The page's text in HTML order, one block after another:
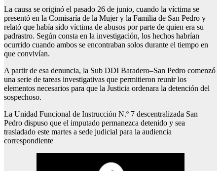
La causa se originó el pasado 26 de junio, cuando la víctima se
presentó en la Comisaría de la Mujer y la Familia de San Pedro y
relató que había sido víctima de abusos por parte de quien era su
padrastro. Según consta en la investigación, los hechos habrían
ocurrido cuando ambos se encontraban solos durante el tiempo en
que convivían.
A partir de esa denuncia, la Sub DDI Baradero–San Pedro comenzó
una serie de tareas investigativas que permitieron reunir los
elementos necesarios para que la Justicia ordenara la detención del
sospechoso.
La Unidad Funcional de Instrucción N.º 7 descentralizada San
Pedro dispuso que el imputado permanezca detenido y sea
trasladado este martes a sede judicial para la audiencia
correspondiente